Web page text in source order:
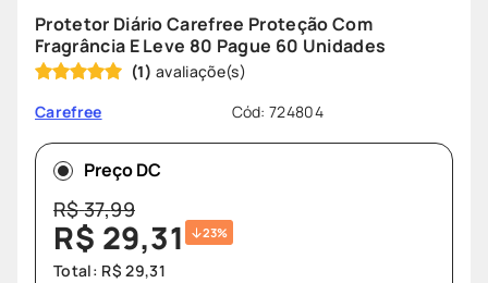
7º
lenço umedecido
8º
sabonete liquido
9º
desodorante
10º protetor solar
Protetor Diário Carefree Proteção Com
Fragrância E Leve 80 Pague 60 Unidades
(1)
Carefree
Cód:724804
Preço DC
R$37,99
R$ 29,31 23%
Total: R$ 29,31